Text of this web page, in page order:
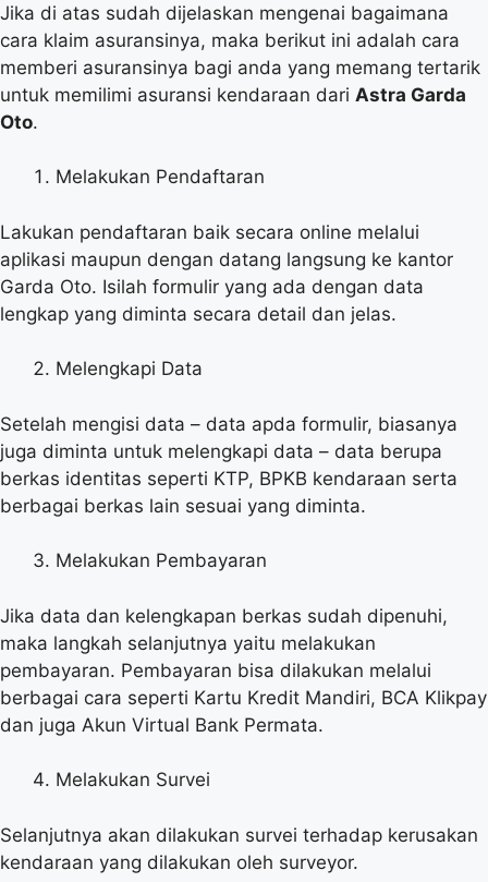
Jika di atas sudah dijelaskan mengenai bagaimana
cara klaim asuransinya, maka berikut ini adalah cara
memberi asuransinya bagi anda yang memang tertarik
untuk memilimi asuransi kendaraan dari Astra Garda
Oto.
Melakukan Pendaftaran
Lakukan pendaftaran baik secara online melalui
aplikasi maupun dengan datang langsung ke kantor
Garda Oto. Isilah formulir yang ada dengan data
lengkap yang diminta secara detail dan jelas.
Melengkapi Data
Setelah mengisi data – data apda formulir, biasanya
juga diminta untuk melengkapi data – data berupa
berkas identitas seperti KTP, BPKB kendaraan serta
berbagai berkas lain sesuai yang diminta.
Melakukan Pembayaran
Jika data dan kelengkapan berkas sudah dipenuhi,
maka langkah selanjutnya yaitu melakukan
pembayaran. Pembayaran bisa dilakukan melalui
berbagai cara seperti Kartu Kredit Mandiri, BCA Klikpay
dan juga Akun Virtual Bank Permata.
Melakukan Survei
Selanjutnya akan dilakukan survei terhadap kerusakan
kendaraan yang dilakukan oleh surveyor.